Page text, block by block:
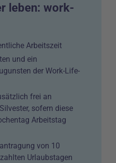
leben: work-
Arbeitszeit
und ein
der Work-Life-
frei an
sofern diese
Arbeitstag
von 10
Urlaubstagen